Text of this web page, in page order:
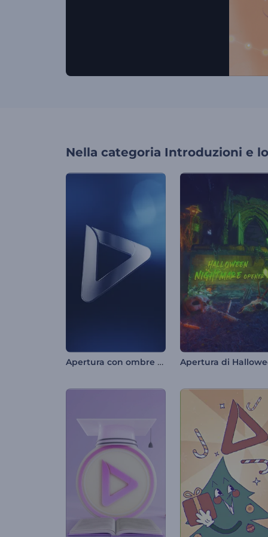
Nella categoria Introduzioni e
Apertura con ombre minimali